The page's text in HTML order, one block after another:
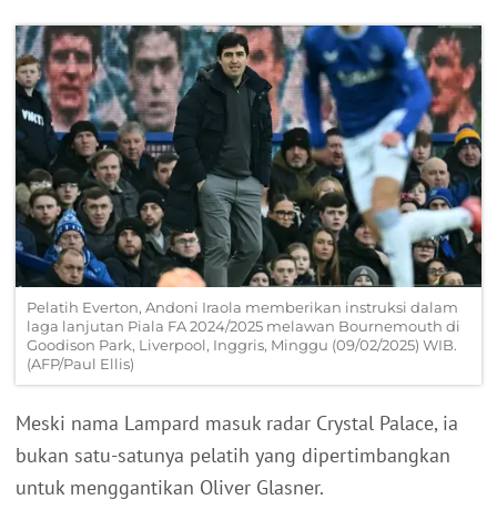
Pelatih Everton, Andoni Iraola memberikan instruksi dalam
laga lanjutan Piala FA 2024/2025 melawan Bournemouth di
Goodison Park, Liverpool, Inggris, Minggu (09/02/2025) WIB.
(AFP/Paul Ellis)
Meski nama Lampard masuk radar Crystal Palace, ia
bukan satu-satunya pelatih yang dipertimbangkan
untuk menggantikan Oliver Glasner.